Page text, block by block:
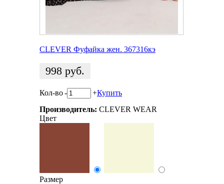
CLEVER Фуфайка жен. 367316кэ
998 руб.
Кол-во- +Купить
Производитель: CLEVER WEAR
Цвет
Размер